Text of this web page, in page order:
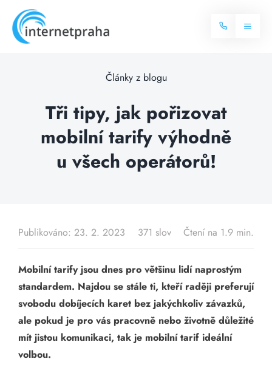
content
Toggle
Balíčky internetu
Více o internetu
Televize
Články z blogu
Tři tipy, jak pořizovat
mobilní tarify výhodně
u všech operátorů!
Publikováno: 23. 2. 2023 371 slov Čtení na 1.9 min.
Mobilní tarify jsou dnes pro většinu lidí naprostým
standardem. Najdou se stále ti, kteří raději preferují
svobodu dobíjecích karet bez jakýchkoliv závazků,
ale pokud je pro vás pracovně nebo životně důležité
mít jistou komunikaci, tak je mobilní tarif ideální
volbou.